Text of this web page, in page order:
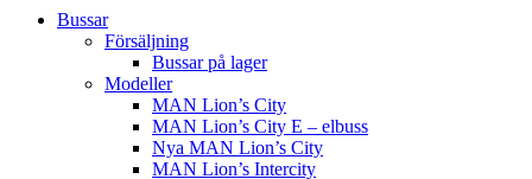
Bussar
Försäljning
Bussar på lager
Modeller
MAN Lion’s City
MAN Lion’s City E – elbuss
Nya MAN Lion’s City
MAN Lion’s Intercity